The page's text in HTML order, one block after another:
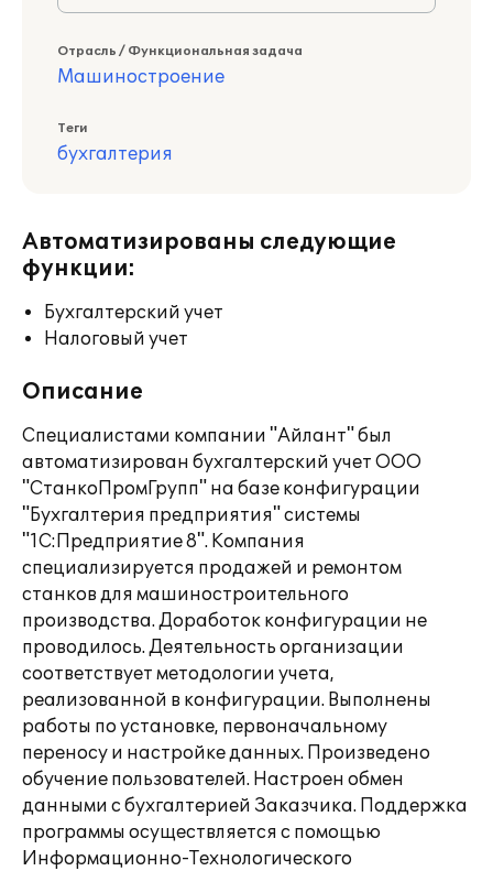
Отрасль / Функциональная задача
Машиностроение
Теги
бухгалтерия
Автоматизированы следующие
функции:
Бухгалтерский учет
Налоговый учет
Описание
Специалистами компании "Айлант" был
автоматизирован бухгалтерский учет ООО
"СтанкоПромГрупп" на базе конфигурации
"Бухгалтерия предприятия" системы
"1С:Предприятие 8". Компания
специализируется продажей и ремонтом
станков для машиностроительного
производства. Доработок конфигурации не
проводилось. Деятельность организации
соответствует методологии учета,
реализованной в конфигурации. Выполнены
работы по установке, первоначальному
переносу и настройке данных. Произведено
обучение пользователей. Настроен обмен
данными с бухгалтерией Заказчика. Поддержка
программы осуществляется с помощью
Информационно-Технологического